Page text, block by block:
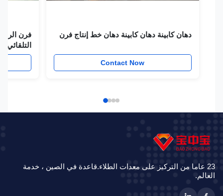
دهان كابينة دهان كابينة دهان خط إنتاج فرن
Contact Now
فرن الرش لخط
التلقائي
23 عاما من التركيز على معدات الطلاء.قاعدة في الصين ، خدمة